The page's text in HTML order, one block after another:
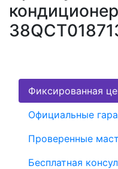
Фиксированная
Официальные
Проверенные
Бесплатная